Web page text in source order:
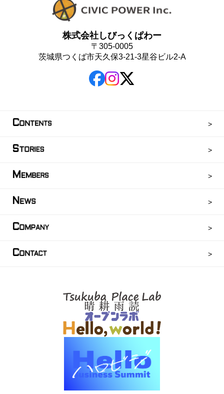
株式会社しびっくぱわー
〒305-0005
茨城県つくば市天久保3-21-3星谷ビル2-A
CONTENTS
STORIES
MEMBERS
N EWS
COMPANY
CONTACT